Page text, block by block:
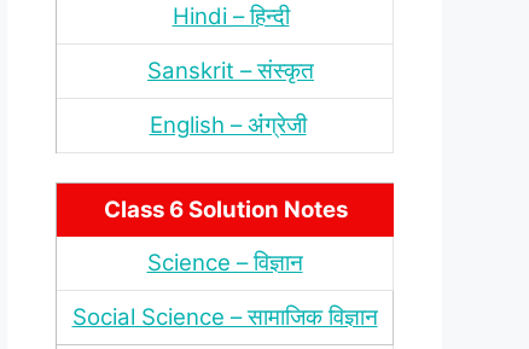
Hindi – हिन्‍दी
Sanskrit – संस्‍कृत
English – अंंग्रेजी
Class 6 Solution Notes
Science – विज्ञान
Social Science – सामाजिक विज्ञान